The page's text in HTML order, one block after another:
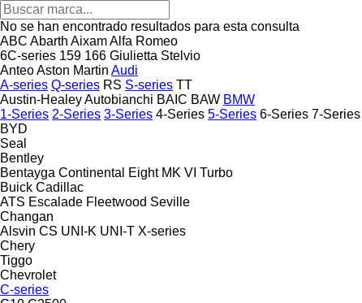
No se han encontrado resultados para esta consulta
ABC Abarth AixamAlfa Romeo
6C-series 159 166 Giulietta Stelvio
AnteoAston Martin Audi
A-series Q-series RS S-series TT
Austin-HealeyAutobianchi BAIC BAW BMW
1-Series 2-Series 3-Series 4-Series 5-Series 6-Series 7-Series
BYD
Seal
Bentley
Bentayga Continental Eight MK VI Turbo
Buick Cadillac
ATS Escalade Fleetwood Seville
Changan
Alsvin CS UNI-K UNI-T X-series
Chery
Tiggo
Chevrolet
C-series